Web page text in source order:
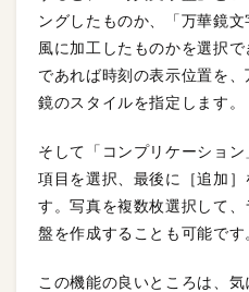
ングしたものか、「万華鏡
風に加工したものかを選択
であれば時刻の表示位置を
鏡のスタイルを指定します。
そして「コンプリケーショ
項目を選択、最後に［追加
す。写真を複数枚選択して
盤を作成することも可能です
この機能の良いところは、気